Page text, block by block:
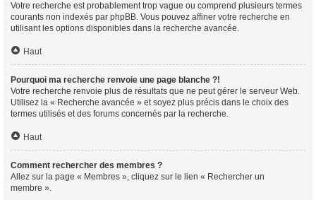
Votre recherche est probablement trop vague ou comprend plusieurs termes
courants non indexés par phpBB. Vous pouvez affiner votre recherche en
utilisant les options disponibles dans la recherche avancée.
Haut
Pourquoi ma recherche renvoie une page blanche ?!
Votre recherche renvoie plus de résultats que ne peut gérer le serveur Web.
Utilisez la « Recherche avancée » et soyez plus précis dans le choix des
termes utilisés et des forums concernés par la recherche.
Haut
Comment rechercher des membres ?
Allez sur la page « Membres », cliquez sur le lien « Rechercher un
membre ».